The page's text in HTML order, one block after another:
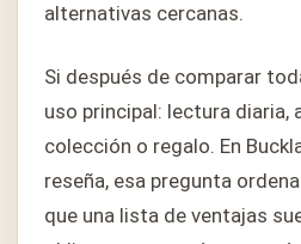
alternativas cercanas.
Si después de comparar
uso principal: lectura diaria,
colección o regalo. En
reseña, esa pregunta
que una lista de ventajas